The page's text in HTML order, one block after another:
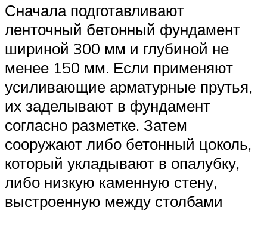
Сначала подготавливают
ленточный бетонный фундамент
шириной 300 мм и глубиной не
менее 150 мм. Если применяют
усиливающие арматурные прутья,
их заделывают в фундамент
согласно разметке. Затем
сооружают либо бетонный цоколь,
который укладывают в опалубку,
либо низкую каменную стену,
выстроенную между столбами